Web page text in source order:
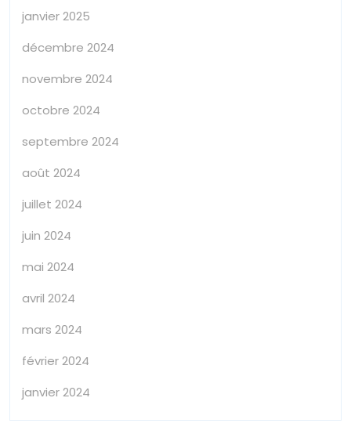
janvier 2025
décembre 2024
novembre 2024
octobre 2024
septembre 2024
août 2024
juillet 2024
juin 2024
mai 2024
avril 2024
mars 2024
février 2024
janvier 2024